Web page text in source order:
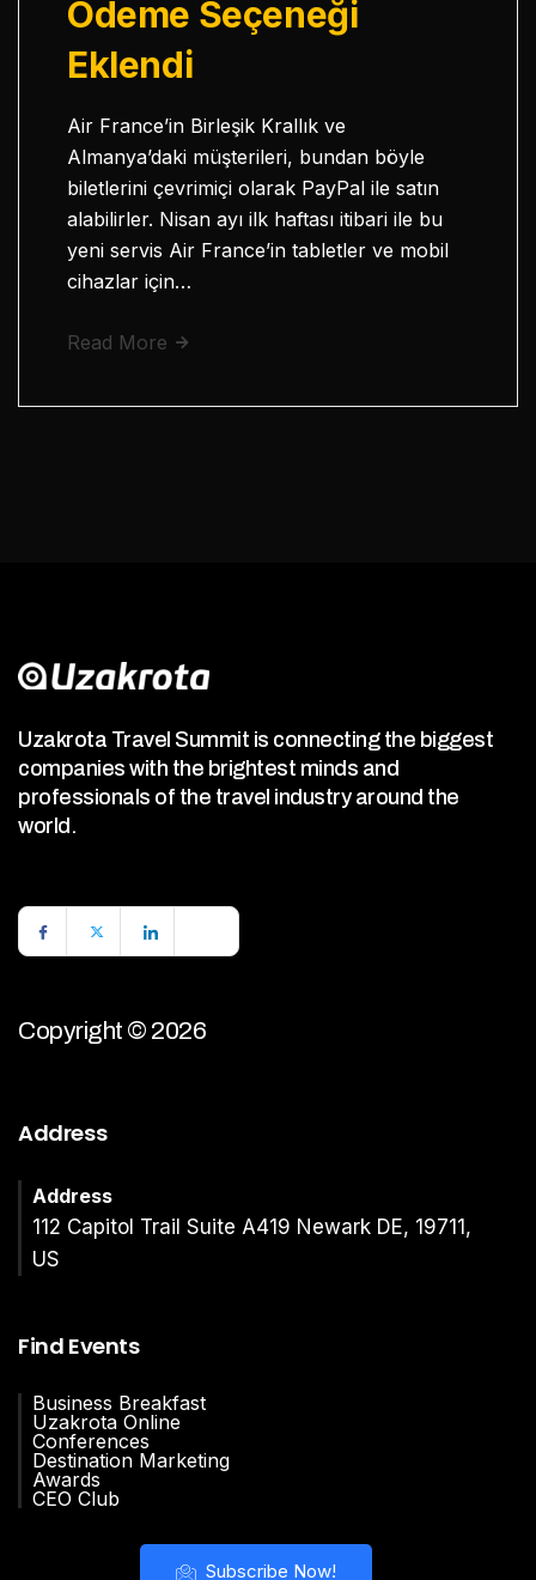
Ödeme Seçeneği
Eklendi
Air France’in Birleşik Krallık ve
Almanya’daki müşterileri, bundan böyle
biletlerini çevrimiçi olarak PayPal ile satın
alabilirler. Nisan ayı ilk haftası itibari ile bu
yeni servis Air France’in tabletler ve mobil
cihazlar için…
Read More
Uzakrota Travel Summit is connecting the biggest
companies with the brightest minds and
professionals of the travel industry around the
world.
Copyright © 2026
Address
Address
112 Capitol Trail Suite A419 Newark DE, 19711,
US
Find Events
Business Breakfast
Uzakrota Online
Conferences
Destination Marketing
Awards
CEO Club
Subscribe Now!